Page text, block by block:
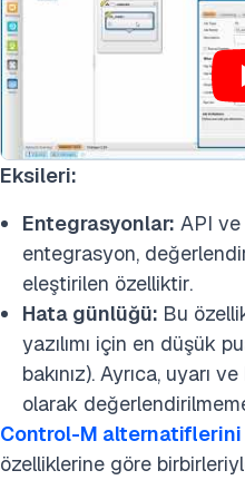
Eksileri:
Entegrasyonlar: API
entegrasyon,
eleştirilen özelliktir.
Hata günlüğü: Bu
yazılımı için en düşük
bakınız). Ayrıca, uyarı
olarak
Control-M alternatiflerini
özelliklerine göre